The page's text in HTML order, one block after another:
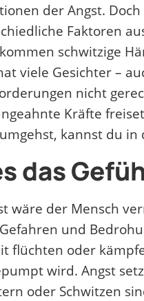
der Angst.
Faktoren
schwitzige
viele Gesichter –
nicht
Kräfte
kannst du
das
wäre der Mensch
und
flüchten oder
wird. Angst
oder Schwitzen